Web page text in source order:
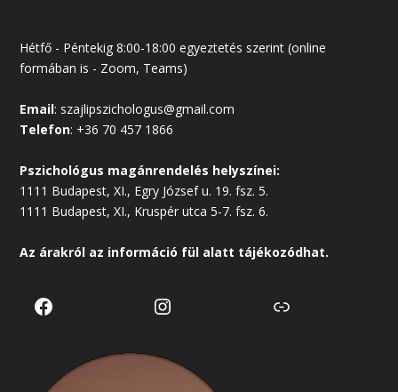
Hétfő - Péntekig 8:00-18:00 egyeztetés szerint (online
formában is - Zoom, Teams)
Email: szajlipszichologus@gmail.com
Telefon: +36 70 457 1866
Pszichológus magánrendelés helyszínei:
1111 Budapest, XI., Egry József u. 19. fsz. 5.
1111 Budapest, XI., Kruspér utca 5-7. fsz. 6.
Az árakról az információ fül alatt tájékozódhat.
Facebook Instagram Link